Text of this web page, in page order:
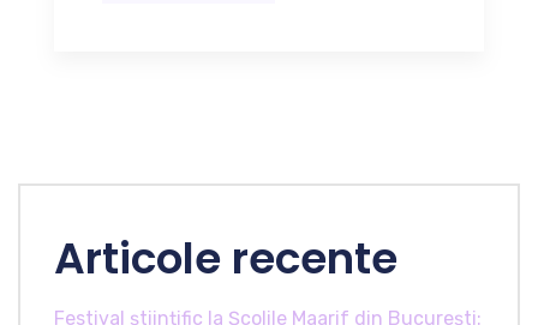
Articole recente
Festival științific la Școlile Maarif din București: